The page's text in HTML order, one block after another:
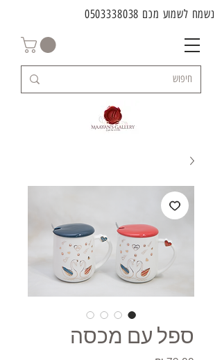
נשמח לשמוע מכם 0503338038
ספל עם מכסה